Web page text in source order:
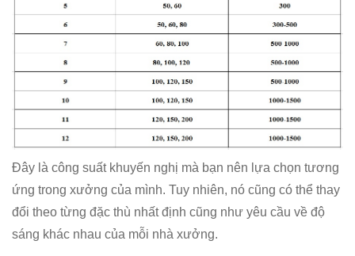
Đây là công suất khuyến nghị mà bạn nên lựa chọn tương
ứng trong xưởng của mình. Tuy nhiên, nó cũng có thể thay
đổi theo từng đặc thù nhất định cũng như yêu cầu về độ
sáng khác nhau của mỗi nhà xưởng.